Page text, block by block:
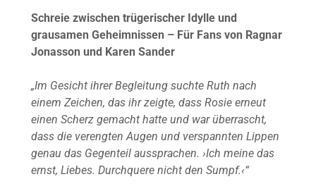
Schreie zwischen trügerischer Idylle und
grausamen Geheimnissen – Für Fans von Ragnar
Jonasson und Karen Sander
„Im Gesicht ihrer Begleitung suchte Ruth nach
einem Zeichen, das ihr zeigte, dass Rosie erneut
einen Scherz gemacht hatte und war überrascht,
dass die verengten Augen und verspannten Lippen
genau das Gegenteil aussprachen. ›Ich meine das
ernst, Liebes. Durchquere nicht den Sumpf.‹“